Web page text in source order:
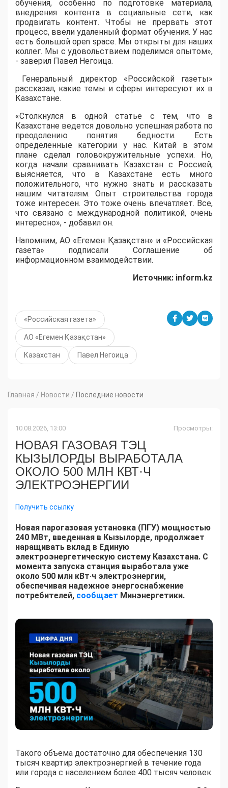
обучения, особенно по подготовке материала,
внедрения контента в социальные сети, как
продвигать контент. Чтобы не прервать этот
процесс, ввели удаленный формат обучения. У нас
есть большой open space. Мы открыты для наших
коллег. Мы с удовольствием поделимся опытом»,
- заверил Павел Негоица.
Генеральный директор «Российской газеты»
рассказал, какие темы и сферы интересуют их в
Казахстане.
«Столкнулся в одной статье с тем, что в
Казахстане ведется довольно успешная работа по
преодолению понятия бедности. Есть
определенные категории у нас. Китай в этом
плане сделал головокружительные успехи. Но,
когда начали сравнивать Казахстан с Россией,
выясняется, что в Казахстане есть много
положительного, что нужно знать и рассказать
нашим читателям. Опыт строительства города
тоже интересен. Это тоже очень впечатляет. Все,
что связано с международной политикой, очень
интересно», - добавил он.
Напомним, АО «Егемен Қазақстан» и «Российская
газета» подписали Соглашение об
информационном взаимодействии.
Источник: inform.kz
«Российская газета»
АО «Егемен Қазақстан»
Казахстан Павел Негоица
Главная / Новости / Последние новости
10.08.2026, 13:00 Просмотры:
НОВАЯ ГАЗОВАЯ ТЭЦ
КЫЗЫЛОРДЫ ВЫРАБОТАЛА
ОКОЛО 500 МЛН КВТ·Ч
ЭЛЕКТРОЭНЕРГИИ
Получить ссылку
Новая парогазовая установка (ПГУ) мощностью
240 МВт, введенная в Кызылорде, продолжает
наращивать вклад в Единую
электроэнергетическую систему Казахстана. С
момента запуска станция выработала уже
около 500 млн кВт·ч электроэнергии,
обеспечивая надежное энергоснабжение
потребителей, сообщает Минэнергетики.
Такого объема достаточно для обеспечения 130
тысяч квартир электроэнергией в течение года
или города с населением более 400 тысяч человек.